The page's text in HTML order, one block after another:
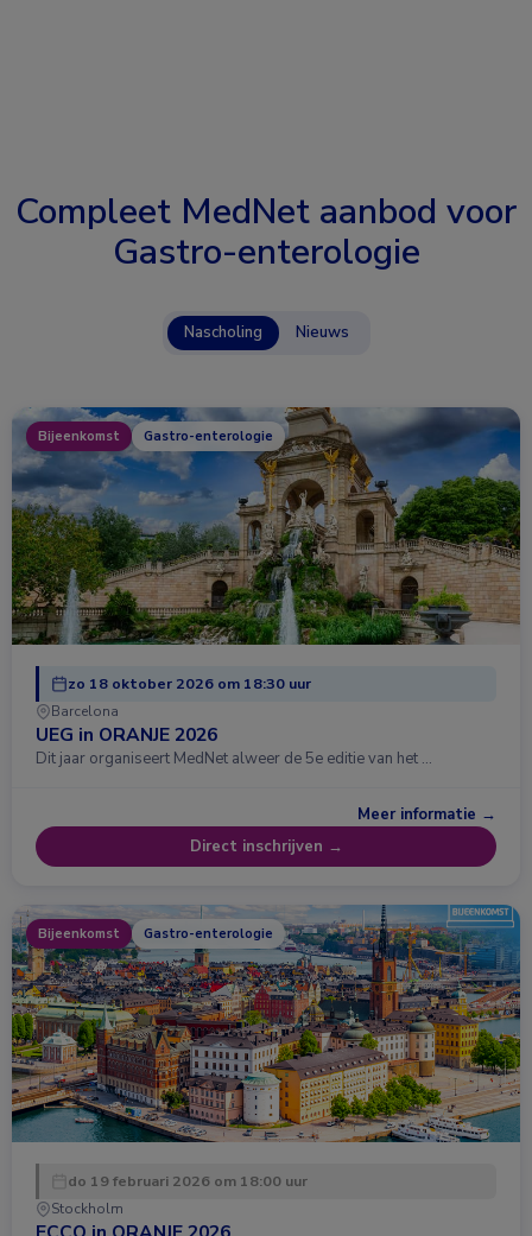
Compleet MedNet aanbod voor
Gastro-enterologie
Nascholing Nieuws
Bijeenkomst Gastro-enterologie
zo 18 oktober 2026 om 18:30 uur
Barcelona
UEG in ORANJE 2026
Dit jaar organiseert MedNet alweer de 5e editie van het …
Meer informatie →
Direct inschrijven →
Bijeenkomst Gastro-enterologie
do 19 februari 2026 om 18:00 uur
Stockholm